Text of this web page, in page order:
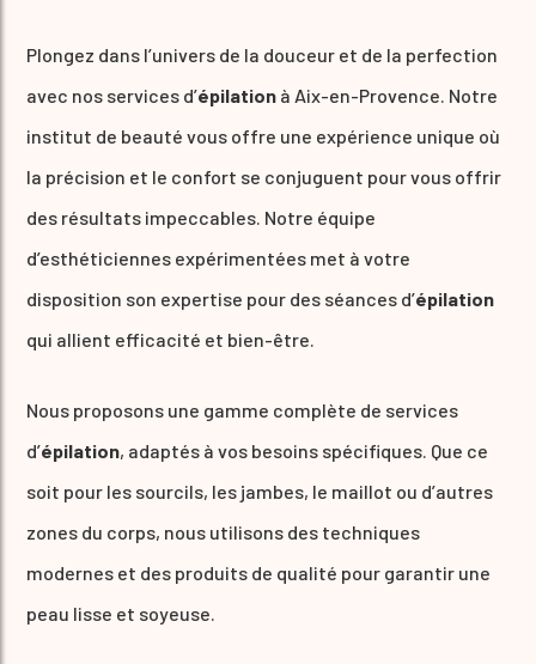
Plongez dans l’univers de la douceur et de la perfection
avec nos services d’épilation à Aix-en-Provence. Notre
institut de beauté vous offre une expérience unique où
la précision et le confort se conjuguent pour vous offrir
des résultats impeccables. Notre équipe
d’esthéticiennes expérimentées met à votre
disposition son expertise pour des séances d’épilation
qui allient efficacité et bien-être.
Nous proposons une gamme complète de services
d’épilation, adaptés à vos besoins spécifiques. Que ce
soit pour les sourcils, les jambes, le maillot ou d’autres
zones du corps, nous utilisons des techniques
modernes et des produits de qualité pour garantir une
peau lisse et soyeuse.